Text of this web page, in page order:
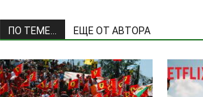
ПО ТЕМЕ... ЕЩЕ ОТ АВТОРА